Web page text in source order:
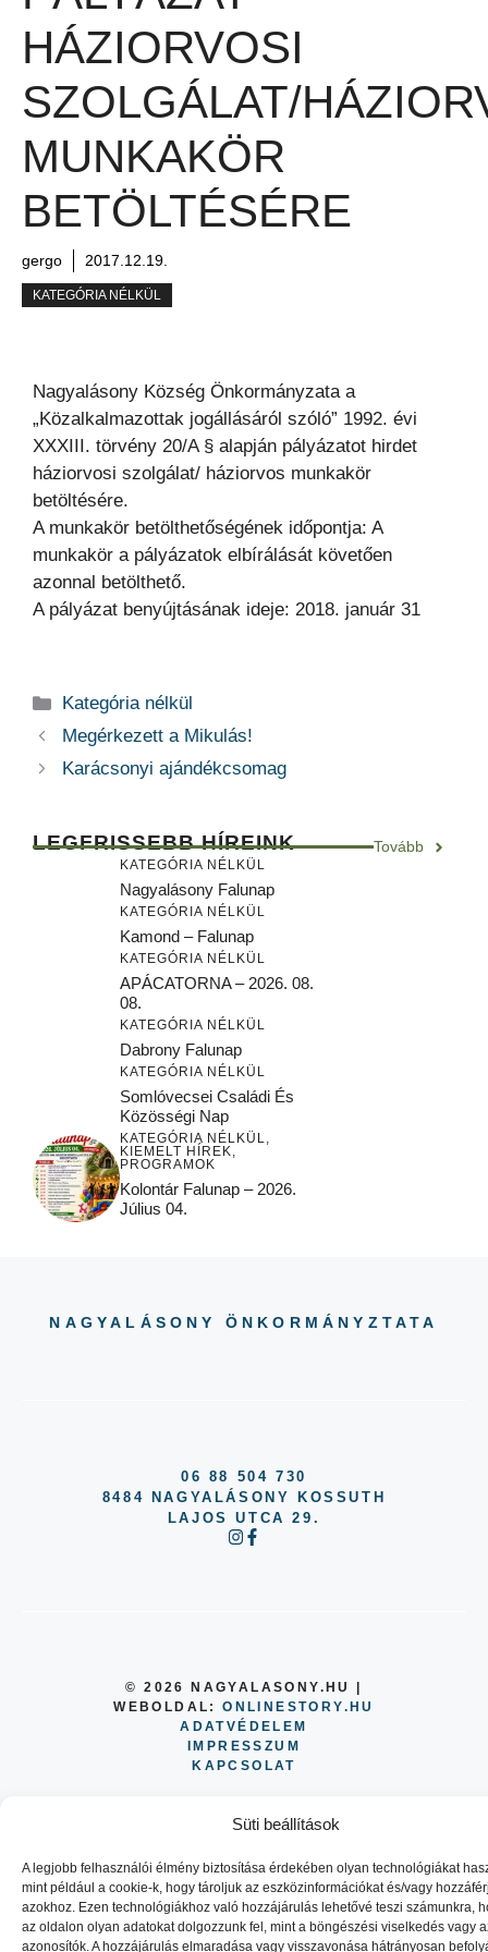
Süti beállítások
A legjobb felhasználói élmény biztosítása érdekében olyan technológiákat
mint például a cookie-k, hogy tároljuk az eszközinformációkat és/vagy
azokhoz. Ezen technológiákhoz való hozzájárulás lehetővé teszi számunkra,
az oldalon olyan adatokat dolgozzunk fel, mint a böngészési viselkedés vagy
azonosítók. A hozzájárulás elmaradása vagy visszavonása hátrányosan
HÁZIORVOSI
SZOLGÁLAT/
MUNKAKÖR
BETÖLTÉSÉRE
gergo 2017.12.19.
KATEGÓRIA NÉLKÜL
Nagyalásony Község Önkormányzata a
„Közalkalmazottak jogállásáról szóló” 1992. évi
XXXIII. törvény 20/A § alapján pályázatot hirdet
háziorvosi szolgálat/ háziorvos munkakör
betöltésére.
A munkakör betölthetőségének időpontja: A
munkakör a pályázatok elbírálását követően
azonnal betölthető.
A pályázat benyújtásának ideje: 2018. január 31
Kategória
Kategória nélkül
Megérkezett a Mikulás!
Karácsonyi ajándékcsomag
LEGFRISSEBB HÍREINK Tovább
KATEGÓRIA NÉLKÜL
Nagyalásony Falunap
KATEGÓRIA NÉLKÜL
Kamond – Falunap
KATEGÓRIA NÉLKÜL
APÁCATORNA – 2026. 08.
08.
KATEGÓRIA NÉLKÜL
Dabrony Falunap
KATEGÓRIA NÉLKÜL
Somlóvecsei Családi És
Közösségi Nap
KATEGÓRIA NÉLKÜL,
KIEMELT HÍREK,
PROGRAMOK
Kolontár Falunap – 2026.
Július 04.
NAGYALÁSONY ÖNKORMÁNYZTATA
06 88 504 730
8484 NAGYALÁSONY KOSSUTH
LAJOS UTCA 29.
© 2026 NAGYALASONY.HU |
WEBOLDAL:ONLINESTORY.HU
ADATVÉDELEM
IMPRESSZUM
KAPCSOLAT